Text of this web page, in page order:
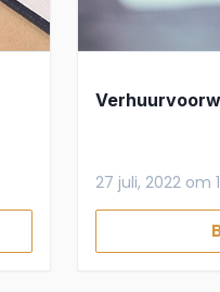
27 juli, 2022 om